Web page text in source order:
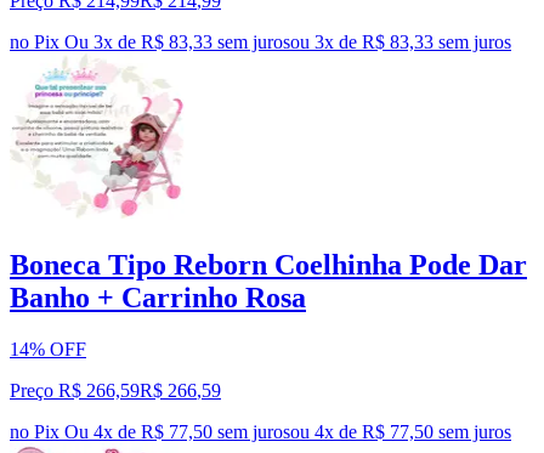
no Pix Ou 3x de R$ 83,33 sem jurosou 3x de R$ 83,33 sem juros
Boneca Tipo Reborn Coelhinha Pode Dar
Banho + Carrinho Rosa
14% OFF
Preço R$ 266,59R$ 266,59
no Pix Ou 4x de R$ 77,50 sem jurosou 4x de R$ 77,50 sem juros